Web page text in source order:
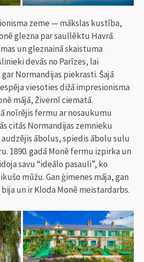
zeme — mākslas kustība,
glezna par saullēktu Havrā.
un gleznainā skaistuma
devās no Parīzes, lai
Normandijas piekrasti. Šajā
viesoties dižā impresionisma
mājā, Živernī ciematā.
noīrējis fermu ar nosaukumu
citās Normandijas zemnieku
ābolus, spiedis ābolu sulu
1890. gadā Monē fermu izpirka un
savu “ideālo pasauli”, ko
mūžu. Gan ģimenes māja, gan
un ir Kloda Monē meistardarbs.